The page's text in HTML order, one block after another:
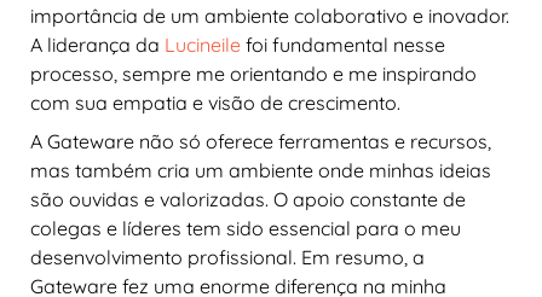
importância de um ambiente colaborativo e inovador.
A liderança da Lucineile foi fundamental nesse
processo, sempre me orientando e me inspirando
com sua empatia e visão de crescimento.
A Gateware não só oferece ferramentas e recursos,
mas também cria um ambiente onde minhas ideias
são ouvidas e valorizadas. O apoio constante de
colegas e líderes tem sido essencial para o meu
desenvolvimento profissional. Em resumo, a
Gateware fez uma enorme diferença na minha